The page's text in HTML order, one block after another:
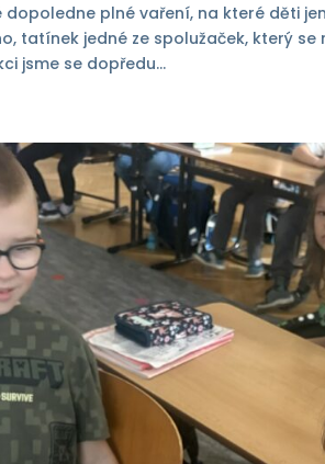
dopoledne plné vaření, na které děti
tatínek jedné ze spolužaček, který
jsme se dopředu...